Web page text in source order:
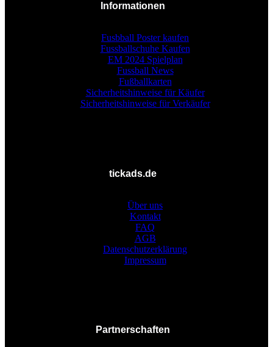
Informationen
Fusbball Poster kaufen
Fussballschuhe Kaufen
EM 2024 Spielplan
Fussball News
Fußballkarten
Sicherheitshinweise für Käufer
Sicherheitshinweise für Verkäufer
tickads.de
Über uns
Kontakt
FAQ
AGB
Datenschutzerklärung
Impressum
Partnerschaften